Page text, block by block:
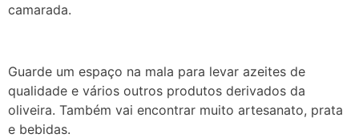
camarada.
Guarde um espaço na mala para levar azeites de
qualidade e vários outros produtos derivados da
oliveira. Também vai encontrar muito artesanato, prata
e bebidas.